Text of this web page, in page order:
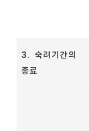
3. 숙려기간의
종료